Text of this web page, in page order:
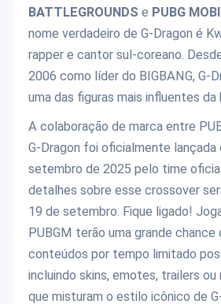
BATTLEGROUNDS e PUBG
nome verdadeiro de G-Dragon é
rapper e cantor sul-coreano.
2006 como líder do BIGBANG, G-
uma das figuras mais influentes
A colaboração de marca entre
G-Dragon foi oficialmente lançada
setembro de 2025 pelo time
detalhes sobre esse crossover
19 de setembro. Fique ligado!
PUBGM terão uma grande
conteúdos por tempo limitado
incluindo skins, emotes, trailers
que misturam o estilo icônico de